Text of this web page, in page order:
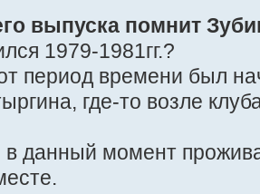
выпуска помнит
1979-1981гг.?
период времени был
где-то возле
данный момент